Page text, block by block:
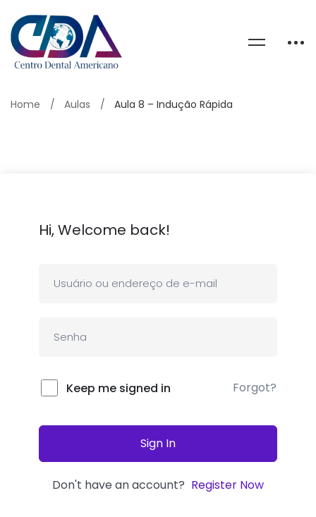
Home Aulas Aula 8 – Indução Rápida
Hi, Welcome back!
Keep me signed in Forgot?
Sign In
Don't have an account? Register Now